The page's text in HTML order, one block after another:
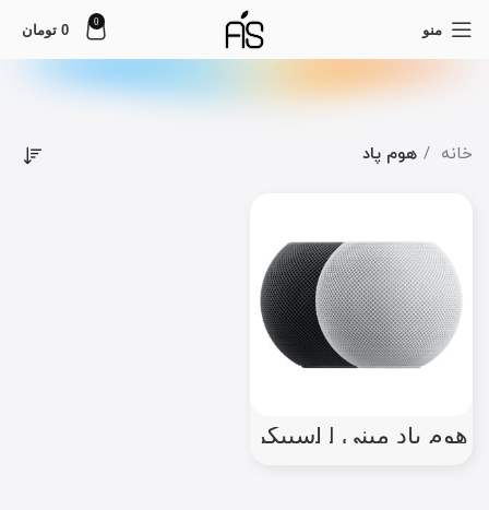
منو 0
0 تومان
خانه هوم پاد
هوم پاد مینی | اسپیکر
هوشمند اپل